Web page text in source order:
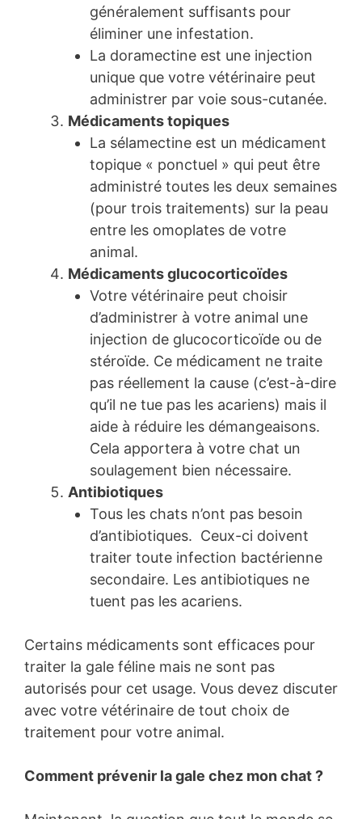
généralement suffisants pour
éliminer une infestation.
La doramectine est une injection
unique que votre vétérinaire peut
administrer par voie sous-cutanée.
Médicaments topiques
La sélamectine est un médicament
topique « ponctuel » qui peut être
administré toutes les deux semaines
(pour trois traitements) sur la peau
entre les omoplates de votre
animal.
Médicaments glucocorticoïdes
Votre vétérinaire peut choisir
d’administrer à votre animal une
injection de glucocorticoïde ou de
stéroïde. Ce médicament ne traite
pas réellement la cause (c’est-à-dire
qu’il ne tue pas les acariens) mais il
aide à réduire les démangeaisons.
Cela apportera à votre chat un
soulagement bien nécessaire.
Antibiotiques
Tous les chats n’ont pas besoin
d’antibiotiques. Ceux-ci doivent
traiter toute infection bactérienne
secondaire. Les antibiotiques ne
tuent pas les acariens.
Certains médicaments sont efficaces pour
traiter la gale féline mais ne sont pas
autorisés pour cet usage. Vous devez discuter
avec votre vétérinaire de tout choix de
traitement pour votre animal.
Comment prévenir la gale chez mon chat ?